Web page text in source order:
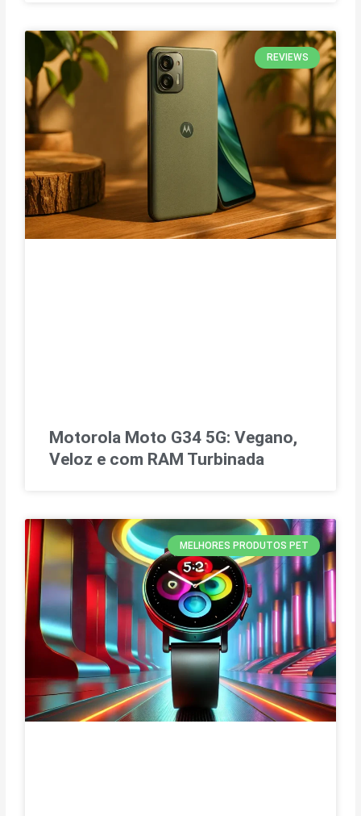
REVIEWS
Motorola Moto G34 5G: Vegano,
Veloz e com RAM Turbinada
MELHORES PRODUTOS PET